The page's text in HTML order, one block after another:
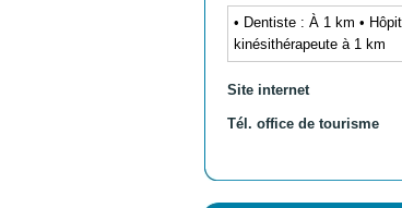
• Dentiste : À 1 km •
kinésithérapeute à 1 km
Site internet
Tél. office de tourisme